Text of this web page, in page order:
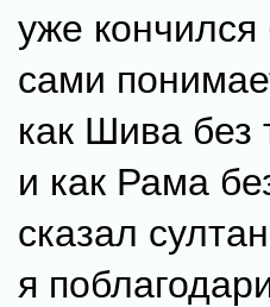
уже кончился
сами
как Шива без
и как Рама
сказал
я